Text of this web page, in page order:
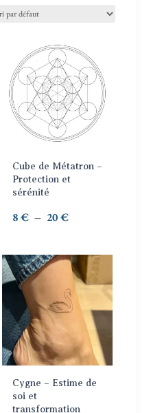
Cube de Métatron –
Protection et
sérénité
8€ – 20€Plage
prix :
8 €
à
20 €
Ce
produit
a
plusieurs
variations.
options
peuvent
être
choisies
la
page
du
produit
Cygne – Estime de
soi et
transformation
Ce
produit
plusieurs
variations.
Les
options
peuvent